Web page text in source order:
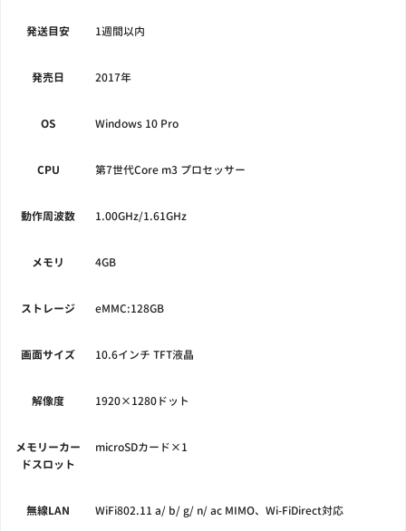
発送目安 1週間以内
発売日 2017年
OS Windows 10 Pro
CPU 第7世代Core m3 プロセッサー
動作周波数 1.00GHz/1.61GHz
メモリ 4GB
ストレージ eMMC:128GB
画面サイズ 10.6インチ TFT液晶
解像度 1920×1280ドット
メモリーカー
ドスロット
microSDカード×1
無線LAN WiFi802.11 a/ b/ g/ n/ ac MIMO、Wi-FiDirect対応